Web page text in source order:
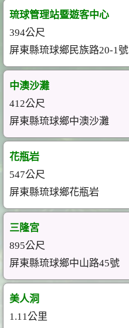
琉球管理站暨遊客中心
394公尺
屏東縣琉球鄉民族路20-1號
中澳沙灘
412公尺
屏東縣琉球鄉中澳沙灘
花瓶岩
547公尺
屏東縣琉球鄉花瓶岩
三隆宮
895公尺
屏東縣琉球鄉中山路45號
美人洞
1.11公里